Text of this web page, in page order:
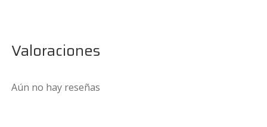
Valoraciones
Aún no hay reseñas